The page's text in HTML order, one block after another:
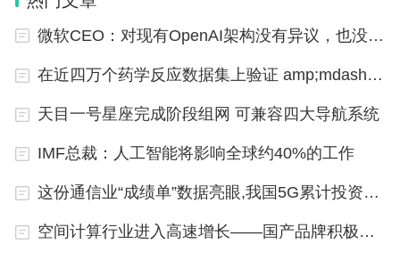
微软CEO：对现有OpenAI架构没有异议，也没想过掌控更多
在近四万个药学反应数据集上验证 amp;mdash; amp;mdash;机器学习加速新药研发进程
天目一号星座完成阶段组网 可兼容四大导航系统
IMF总裁：人工智能将影响全球约40%的工作
这份通信业“成绩单”数据亮眼,我国5G累计投资超过7300亿元
空间计算行业进入高速增长——国产品牌积极探索布局